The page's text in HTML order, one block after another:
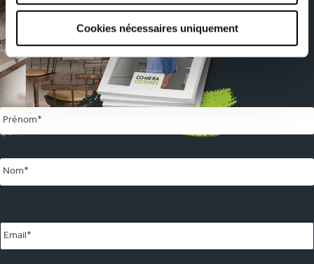
Cookies nécessaires uniquement
Name *